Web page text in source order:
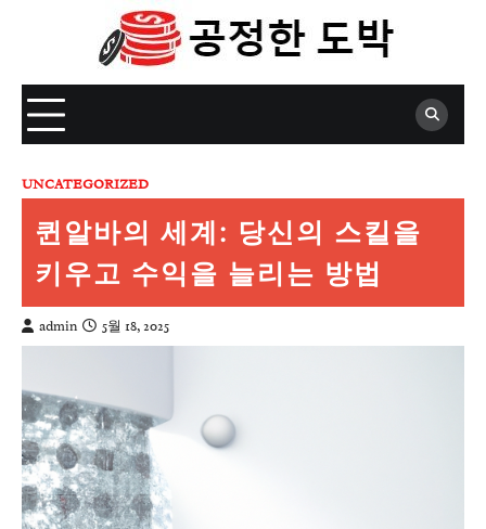
UNCATEGORIZED
퀸알바의 세계: 당신의 스킬을
키우고 수익을 늘리는 방법
admin 5월 18, 2025